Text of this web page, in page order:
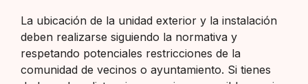
La ubicación de la unidad exterior y la instalación
deben realizarse siguiendo la normativa y
respetando potenciales restricciones de la
comunidad de vecinos o ayuntamiento. Si tienes